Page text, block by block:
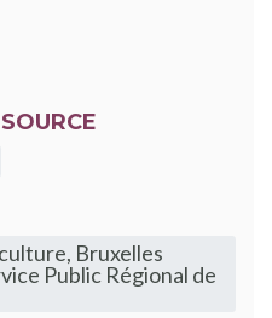
Bruxelles
Public Régional de